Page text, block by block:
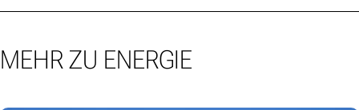
MEHR ZU ENERGIE